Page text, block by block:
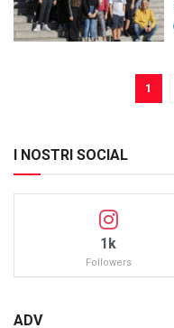
1
I NOSTRI SOCIAL
1k
Followers
ADV